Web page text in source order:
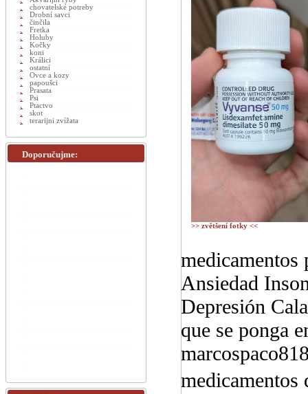
>> zvětšení fotky <<
medicamentos
Ansiedad
Depresión
que se ponga
chovatelské potreby
Drobní savci
činčila
Fretka
Holuby
Kočky
koni
Králici
ostatní
Ovce a kozy
papoušci
Prasata
Psi
Ptactvo
skot
terarijni zvížata
Doporučujme: